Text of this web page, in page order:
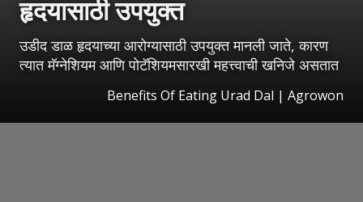
हृदयासाठी उपयुक्त
उडीद डाळ हृदयाच्या आरोग्यासाठी उपयुक्त मानली जाते, कारण
त्यात मॅग्नेशियम आणि पोटॅशियमसारखी महत्त्वाची खनिजे असतात
Benefits Of Eating Urad Dal | Agrowon